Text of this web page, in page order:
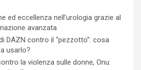
ed eccellenza nell’urologia grazie al
avanzata
DAZN contro il “pezzotto”: cosa
usarlo?
la violenza sulle donne, Onu: